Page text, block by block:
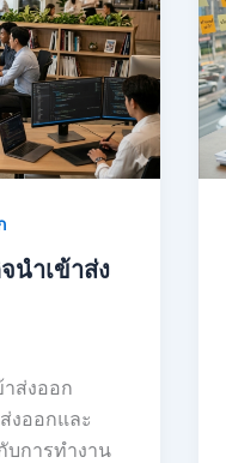
นำเข้าส่ง
ส่งออก
งออกและ
บการทำงาน